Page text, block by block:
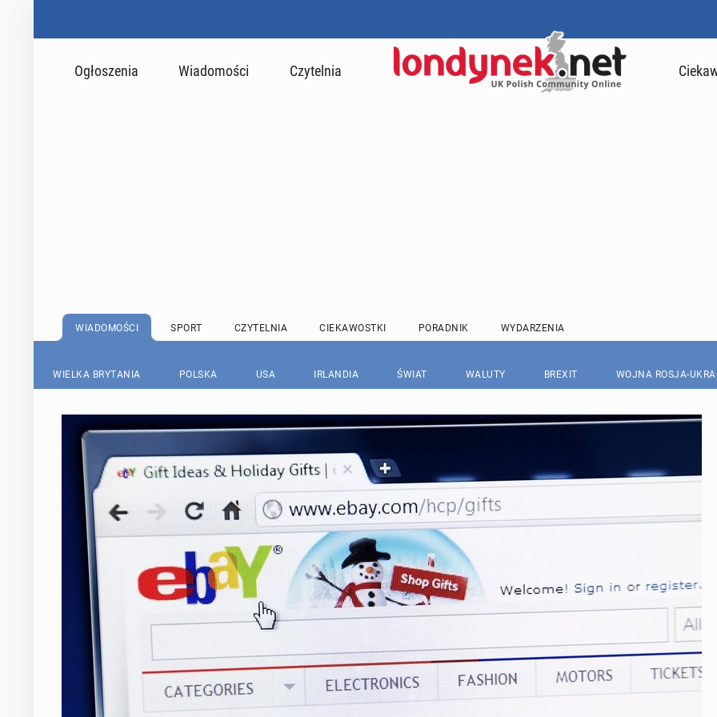
Ogłoszenia Wiadomości Czytelnia
WIADOMOŚCI SPORT CZYTELNIA CIEKAWOSTKI PORADNIK WYDARZENIA
WIELKA BRYTANIA POLSKA USA IRLANDIA ŚWIAT WALUTY BREXIT WOJNA ROSJA-